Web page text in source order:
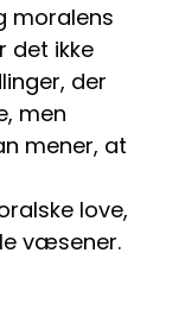
moralens
det ikke
der
men
mener, at
love,
væsener.